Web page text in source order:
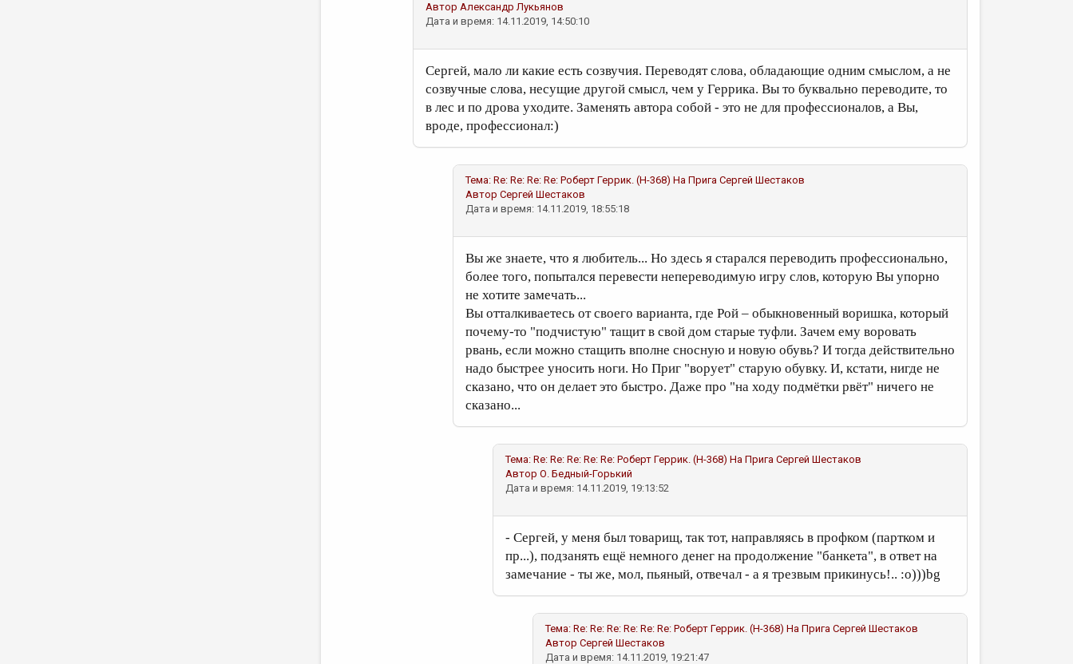
Автор Александр Лукьянов
Дата и время: 14.11.2019, 14:50:10
Сергей, мало ли какие есть созвучия. Переводят слова, обладающие одним смыслом, а не
созвучные слова, несущие другой смысл, чем у Геррика. Вы то буквально переводите, то
в лес и по дрова уходите. Заменять автора собой - это не для профессионалов, а Вы,
вроде, профессионал:)
Тема: Re: Re: Re: Re: Роберт Геррик. (Н-368) На Прига Сергей Шестаков
Автор Сергей Шестаков
Дата и время: 14.11.2019, 18:55:18
Вы же знаете, что я любитель... Но здесь я старался переводить профессионально,
более того, попытался перевести непереводимую игру слов, которую Вы упорно
не хотите замечать...
Вы отталкиваетесь от своего варианта, где Рой – обыкновенный воришка, который
почему-то "подчистую" тащит в свой дом старые туфли. Зачем ему воровать
рвань, если можно стащить вполне сносную и новую обувь? И тогда действительно
надо быстрее уносить ноги. Но Приг "ворует" старую обувку. И, кстати, нигде не
сказано, что он делает это быстро. Даже про "на ходу подмётки рвёт" ничего не
сказано...
Тема: Re: Re: Re: Re: Re: Роберт Геррик. (Н-368) На Прига Сергей Шестаков
Автор О. Бедный-Горький
Дата и время: 14.11.2019, 19:13:52
- Сергей, у меня был товарищ, так тот, направляясь в профком (партком и
пр...), подзанять ещё немного денег на продолжение "банкета", в ответ на
замечание - ты же, мол, пьяный, отвечал - а я трезвым прикинусь!.. :о)))bg
Тема: Re: Re: Re: Re: Re: Re: Роберт Геррик. (Н-368) На Прига Сергей Шестаков
Автор Сергей Шестаков
Дата и время: 14.11.2019, 19:21:47